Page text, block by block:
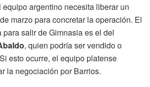
argentino necesita liberar un
marzo para concretar la operación. El
para salir de Gimnasia es el del
, quien podría ser vendido o
esto ocurre, el equipo platense
la negociación por Barrios.